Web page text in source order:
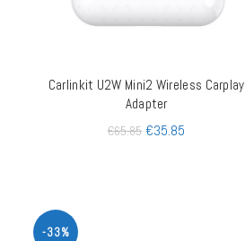
AJOUTER AU PANIER
Carlinkit U2W Mini2 Wireless Carplay
Adapter
€65.85 €35.85
-33%